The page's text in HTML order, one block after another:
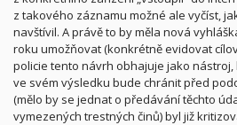
z takového záznamu možné ale vyčíst,
navštívil. A právě to by měla nová
roku umožňovat (konkrétně evidovat
policie tento návrh obhajuje jako
ve svém výsledku bude chránit před
(mělo by se jednat o předávání těchto
vymezených trestných činů) byl již